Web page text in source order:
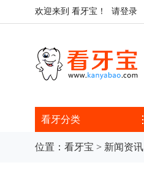
欢迎来到 看牙宝！ 请登录
看牙分类
位置： 看牙宝 > 新闻资讯